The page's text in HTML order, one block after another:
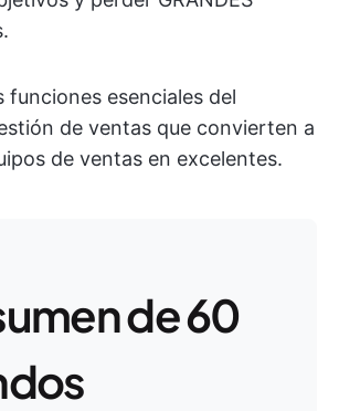
funciones esenciales del
de ventas que convierten a
de ventas en excelentes.
de 60